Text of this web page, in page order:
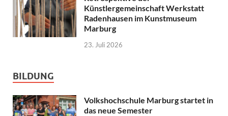
Künstlergemeinschaft Werkstatt
Radenhausen im Kunstmuseum
Marburg
23. Juli 2026
BILDUNG
Volkshochschule Marburg startet in
das neue Semester